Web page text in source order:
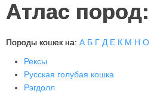
Атлас
Породы кошек на: А Б Г Д Е К М Н О
Рексы
Русская голубая кошка
Рэгдолл